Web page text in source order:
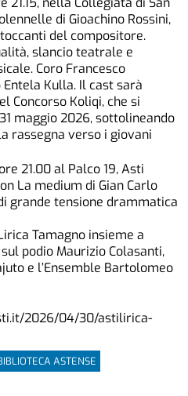
di Gioachino Rossini,
del compositore.
slancio teatrale e
Coro Francesco
Kulla. Il cast sarà
Concorso Koliqi, che si
maggio 2026, sottolineando
rassegna verso i giovani
21.00 al Palco 19, Asti
La medium di Gian Carlo
grande tensione drammatica
Tamagno insieme a
podio Maurizio Colasanti,
e l’Ensemble Bartolomeo
2026/04/30/astilirica-
ASTENSE